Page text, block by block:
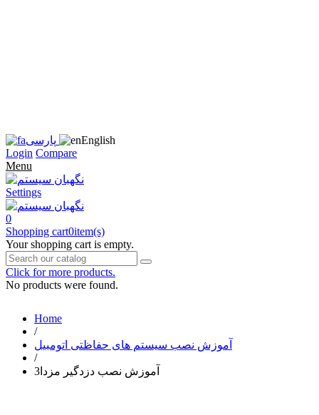
پارسی
English
Login Compare
Menu
Settings
0
Shopping cart0item(s)
Your shopping cart is empty.
Click for more products.
No products were found.
Home
/
آموزش نصب سیستم های حفاظتی اتومبیل
/
آموزش نصب دزدگیر مزدا3